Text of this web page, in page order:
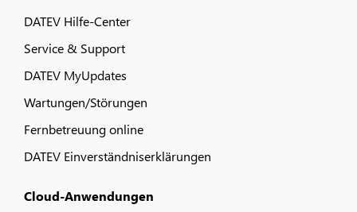
DATEV Hilfe-Center
Service & Support
DATEV MyUpdates
Wartungen/Störungen
Fernbetreuung online
DATEV Einverständniserklärungen
Cloud-Anwendungen